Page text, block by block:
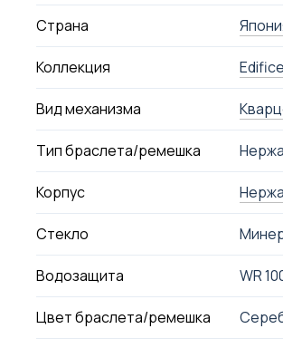
Страна
Коллекция Edifice
Вид механизма
Тип браслета/ремешка
Корпус
Стекло
Водозащита WR
Цвет браслета/ремешка